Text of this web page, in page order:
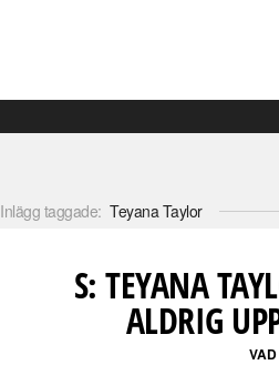
Inlägg taggade: Teyana Taylor
S: TEYANA
ALDRIG